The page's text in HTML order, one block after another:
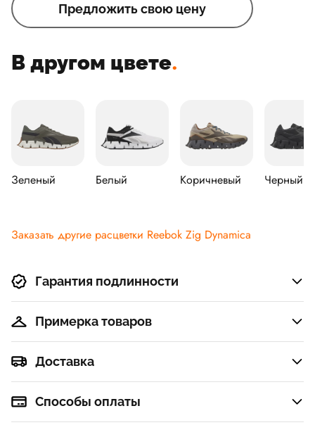
Предложить свою цену
В другом цвете.
Зеленый Белый Коричневый Черный
Заказать другие расцветки Reebok Zig Dynamica
Гарантия подлинности
Примерка товаров
Доставка
Способы оплаты